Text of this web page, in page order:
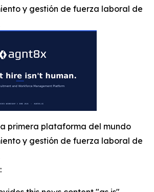
y gestión de fuerza laboral de
primera plataforma del mundo
y gestión de fuerza laboral de